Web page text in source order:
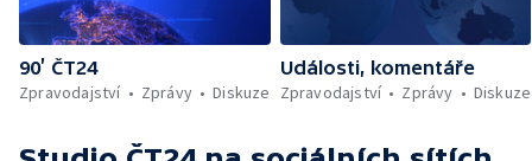
90’ ČT24
Zpravodajství
Zprávy Diskuze
Události, komentáře
Zpravodajství
Zprávy Diskuze